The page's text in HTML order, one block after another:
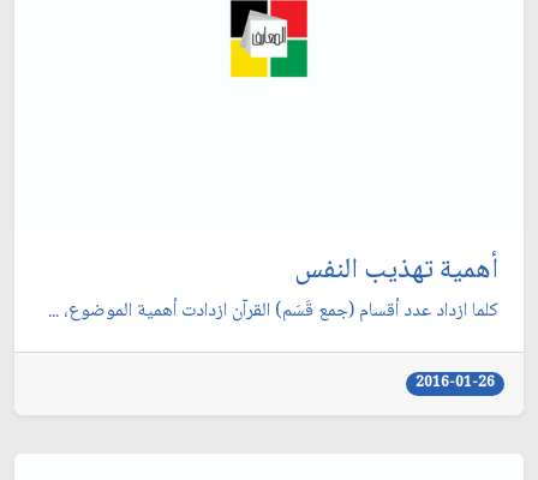
أهمية تهذيب النفس
كلما ازداد عدد أقسام (جمع قَسَم) القرآن ازدادت أهمية الموضوع، ...
2016-01-26